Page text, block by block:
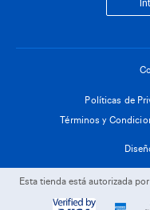
Políticas de
Términos y
Esta tienda está autorizada